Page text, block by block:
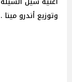
وتوزيع أندرو مينا .